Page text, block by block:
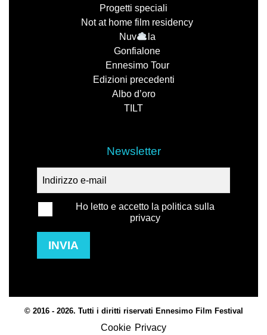
Progetti speciali
Not at home film residency
Nuv
la
Gonfialone
Ennesimo Tour
Edizioni precedenti
Albo d’oro
TILT
Newsletter
Ho letto e accetto la politica sulla
privacy
INVIA
© 2016 - 2026. Tutti i diritti riservati Ennesimo Film Festival
Cookie Privacy